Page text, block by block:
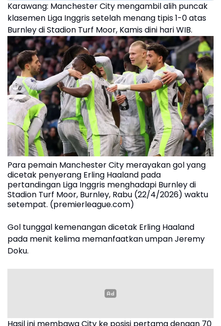
Karawang: Manchester City mengambil alih puncak
klasemen Liga Inggris setelah menang tipis 1-0 atas
Burnley di Stadion Turf Moor, Kamis dini hari WIB.
Para pemain Manchester City merayakan gol yang
dicetak penyerang Erling Haaland pada
pertandingan Liga Inggris menghadapi Burnley di
Stadion Turf Moor, Burnley, Rabu (22/4/2026) waktu
setempat. (premierleague.com)
Gol tunggal kemenangan dicetak Erling Haaland
pada menit kelima memanfaatkan umpan Jeremy
Doku.